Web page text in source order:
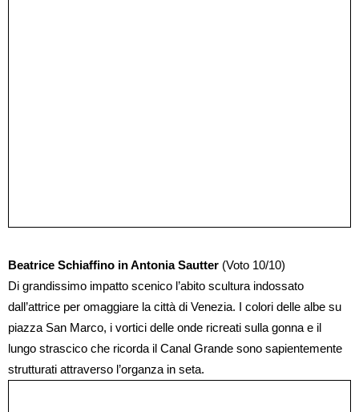
Beatrice Schiaffino in Antonia Sautter (Voto 10/10)
Di grandissimo impatto scenico l’abito scultura indossato
dall’attrice per omaggiare la città di Venezia. I colori delle albe su
piazza San Marco, i vortici delle onde ricreati sulla gonna e il
lungo strascico che ricorda il Canal Grande sono sapientemente
strutturati attraverso l’organza in seta.